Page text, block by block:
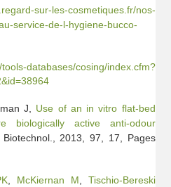
sur-les-cosmetiques.fr/nos-
service-de-l-hygiene-bucco-
databases/cosing/index.cfm?
J, Use of an in vitro flat-bed
biologically active anti-odour
Biotechnol., 2013, 97, 17, Pages
, McKiernan M
Tischio-Bereski